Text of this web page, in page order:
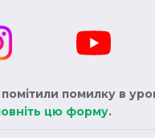
помилку в
цю форму.